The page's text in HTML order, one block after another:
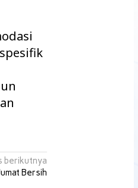
berikutnya
Bersih